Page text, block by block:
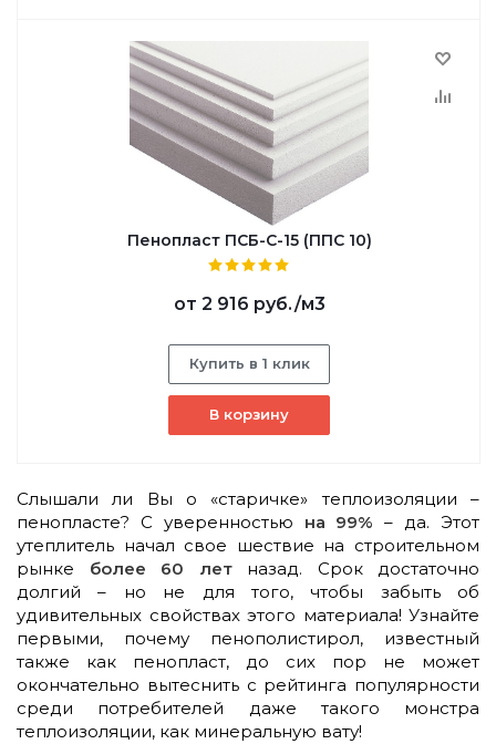
Пенопласт ПСБ-С-15 (ППС 10)
от 2 916 руб./м3
Купить в 1 клик
В корзину
Слышали ли Вы о «старичке» теплоизоляции –
пенопласте? С уверенностью на 99% – да. Этот
утеплитель начал свое шествие на строительном
рынке более 60 летназад. Срок достаточно
долгий – но не для того, чтобы забыть об
удивительных свойствах этого материала! Узнайте
первыми, почему пенополистирол, известный
также как пенопласт, до сих пор не может
окончательно вытеснить с рейтинга популярности
среди потребителей даже такого монстра
теплоизоляции, как минеральную вату!